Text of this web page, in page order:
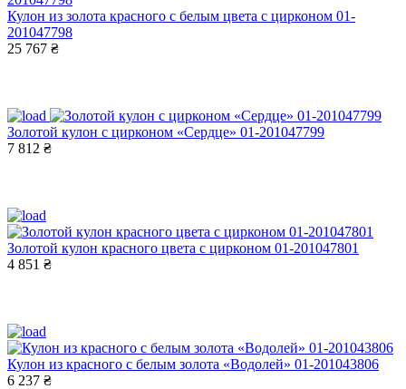
Кулон из золота красного с белым цвета с цирконом 01-
201047798
25 767 ₴
Золотой кулон с цирконом «Сердце» 01-201047799
7 812 ₴
Золотой кулон красного цвета с цирконом 01-201047801
4 851 ₴
Кулон из красного с белым золота «Водолей» 01-201043806
6 237 ₴